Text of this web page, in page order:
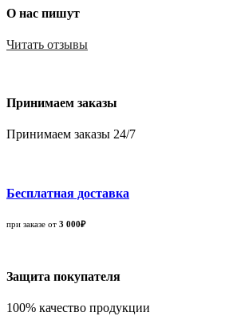
О нас пишут
Читать отзывы
Принимаем заказы
Принимаем заказы 24/7
Бесплатная доставка
при заказе от 3 000₽
Защита покупателя
100% качество продукции